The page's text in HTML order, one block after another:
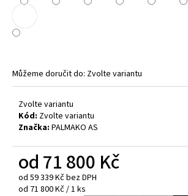
Můžeme doručit do: Zvolte variantu
Zvolte variantu
Kód: Zvolte variantu
Značka: PALMAKO AS
od71 800 Kč
od 59 339 Kčbez DPH
Měrná
od 71 800 Kč / 1 ks
D
o
o
r
e
m
e